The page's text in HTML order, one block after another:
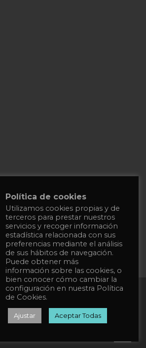
previous post next post
Privacy Policy
Cookies Policy
Política de cookies
Utilizamos cookies propias y de
terceros para prestar nuestros
servicios y recoger información
estadística relacionada con sus
preferencias mediante el análisis
de sus hábitos de navegación.
Puede obtener más
información sobre las cookies, o
bien conocer cómo cambiar la
configuración en nuestra Política
de Cookies.
Ajustar Aceptar Todas